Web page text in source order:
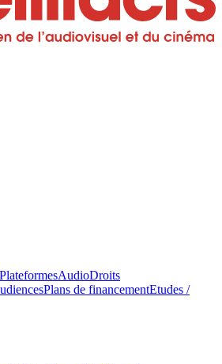
AudioDroits
Plans de financementEtudes /